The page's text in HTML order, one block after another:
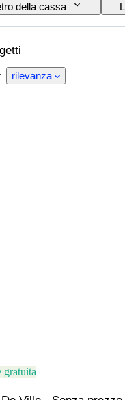
della cassa
Accessori
rilevanza
gratuita